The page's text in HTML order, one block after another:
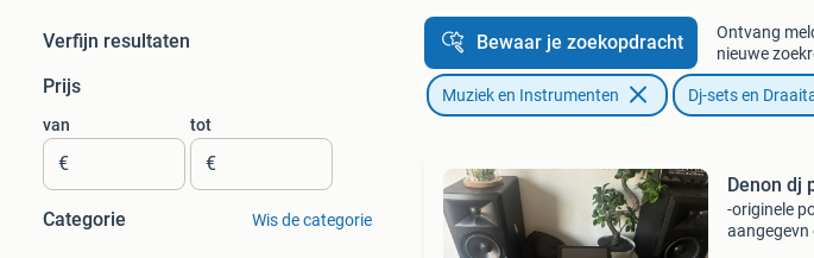
Verfijn resultaten
Prijs
van
€
tot
€
Categorie Wis de categorie
Bewaar je zoekopdracht
Ontvang
nieuwe
Muziek en Instrumenten Dj-sets en
Denon dj
-originele
aangegevn